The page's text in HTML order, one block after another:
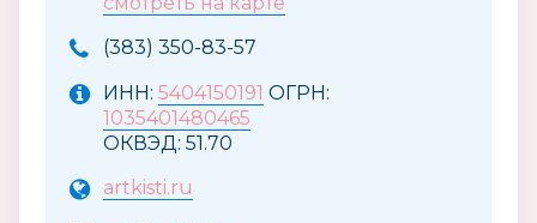
(383) 350-83-57
ИНН: 5404150191 ОГРН:
1035401480465
ОКВЭД: 51.70
artkisti.ru